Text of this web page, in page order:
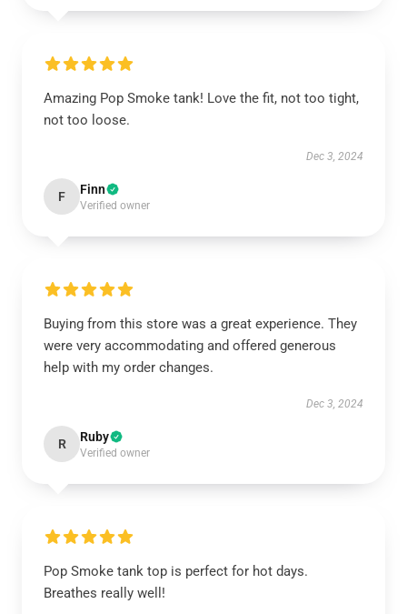
Amazing Pop Smoke tank! Love the fit, not too tight,
not too loose.
Dec 3, 2024
F Finn
Verified owner
Buying from this store was a great experience. They
were very accommodating and offered generous
help with my order changes.
Dec 3, 2024
R Ruby
Verified owner
Pop Smoke tank top is perfect for hot days.
Breathes really well!